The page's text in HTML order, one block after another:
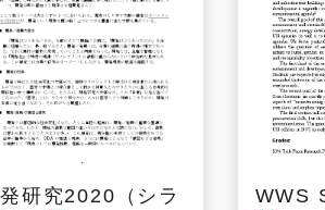
研究2020（シラ
WWS